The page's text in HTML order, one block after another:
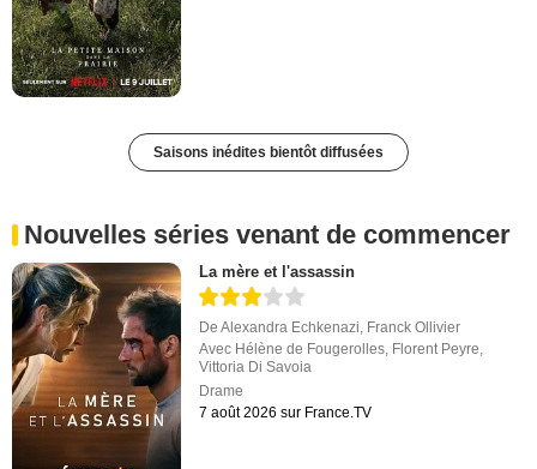
Saisons inédites bientôt diffusées
Nouvelles séries venant de commencer
La mère et l'assassin
DeAlexandra Echkenazi Franck Ollivier
Avec Hélène de Fougerolles Florent Peyre
Vittoria Di Savoia
Drame
7 août 2026 sur France.TV